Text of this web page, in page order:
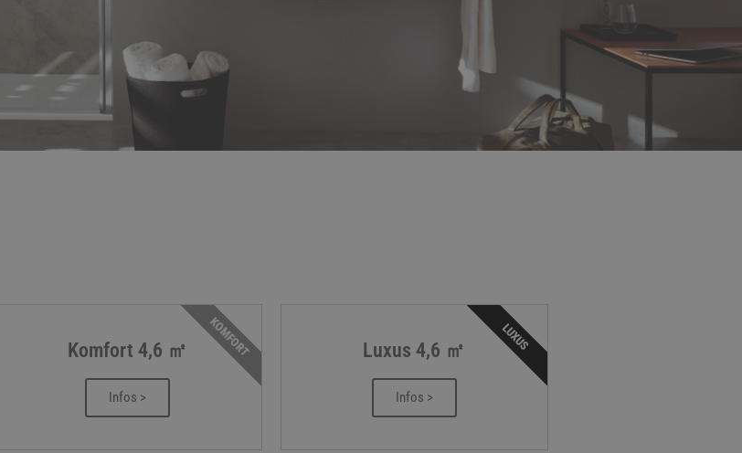
Komfort 4,6 ㎡
Infos >
KOMFORT Luxus 4,6 ㎡
Infos >
LUXUS